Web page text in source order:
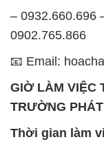
– 0932.660.696
0902.765.866
📧 Email:
GIỜ LÀM VIỆC
TRƯỜNG PHÁT
Thời gian làm